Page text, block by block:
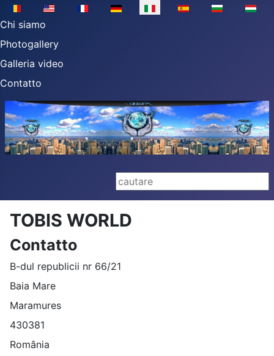
Seleziona la tua lingua
Chi siamo
Photogallery
Galleria video
Contatto
Cerca...
TOBIS WORLD
Contatto
Indirizzo:
B-dul republicii nr 66/21
Baia Mare
Maramures
430381
România